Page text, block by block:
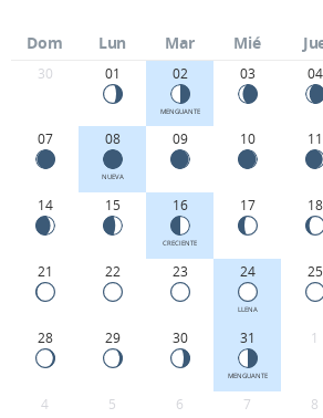
Dom Lun Mar Mié
30 01 02
MENGUANTE
03 04
07 08
NUEVA
09 10 11
14 15 16
CRECIENTE
17 18
21 22 23 24
LLENA
25
28 29 30 31
MENGUANTE
1
4 5 6 7 8